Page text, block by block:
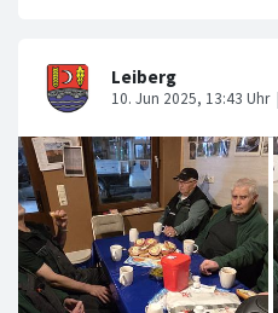
Christopher Scharfen von der
Tanja Rustemeier von der
am Vormittag im Kindergarten
Sicherheitswesten für die